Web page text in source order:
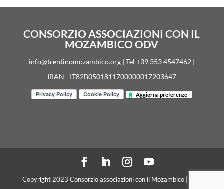
CONSORZIO ASSOCIAZIONI CON IL
MOZAMBICO ODV
info@trentinomozambico.org | Tel +39 353 4547462 |
IBAN –IT82B0501811700000017203647
Aggiorna preferenze
Copyright 2023 Consorzio associazioni con il Mozambico | C. F.